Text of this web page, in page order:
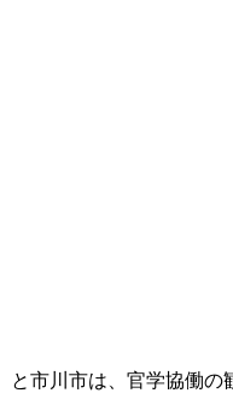
市川市は、官学協働